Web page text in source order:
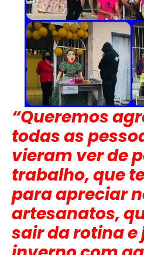
“Queremos
todas as
vieram ver de
trabalho, que
para apreciar
artesanatos,
sair da rotina e